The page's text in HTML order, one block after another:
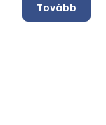
Tovább